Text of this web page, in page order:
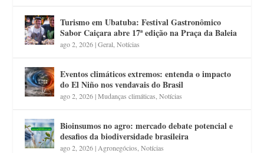
Turismo em Ubatuba: Festival Gastronômico
Sabor Caiçara abre 17ª edição na Praça da Baleia
ago 2, 2026|Geral ,Notícias
Eventos climáticos extremos: entenda o impacto
do El Niño nos vendavais do Brasil
ago 2, 2026|Mudanças climáticas ,Notícias
Bioinsumos no agro: mercado debate potencial e
desafios da biodiversidade brasileira
ago 2, 2026| Agronegócios ,Notícias